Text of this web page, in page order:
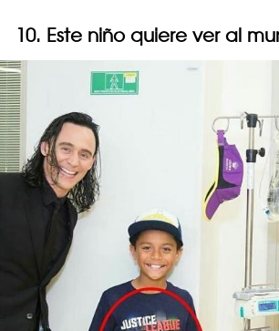
10. Este niño quiere ver al